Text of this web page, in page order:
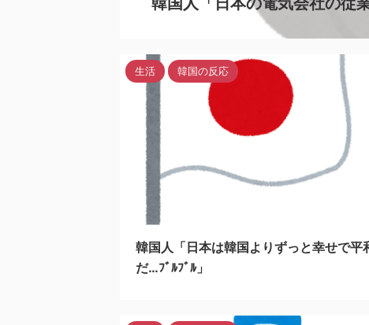
生活 韓国の反応
韓国人「日本は韓国よりずっと幸せで平
だ…ﾌﾞﾙﾌﾞﾙ」